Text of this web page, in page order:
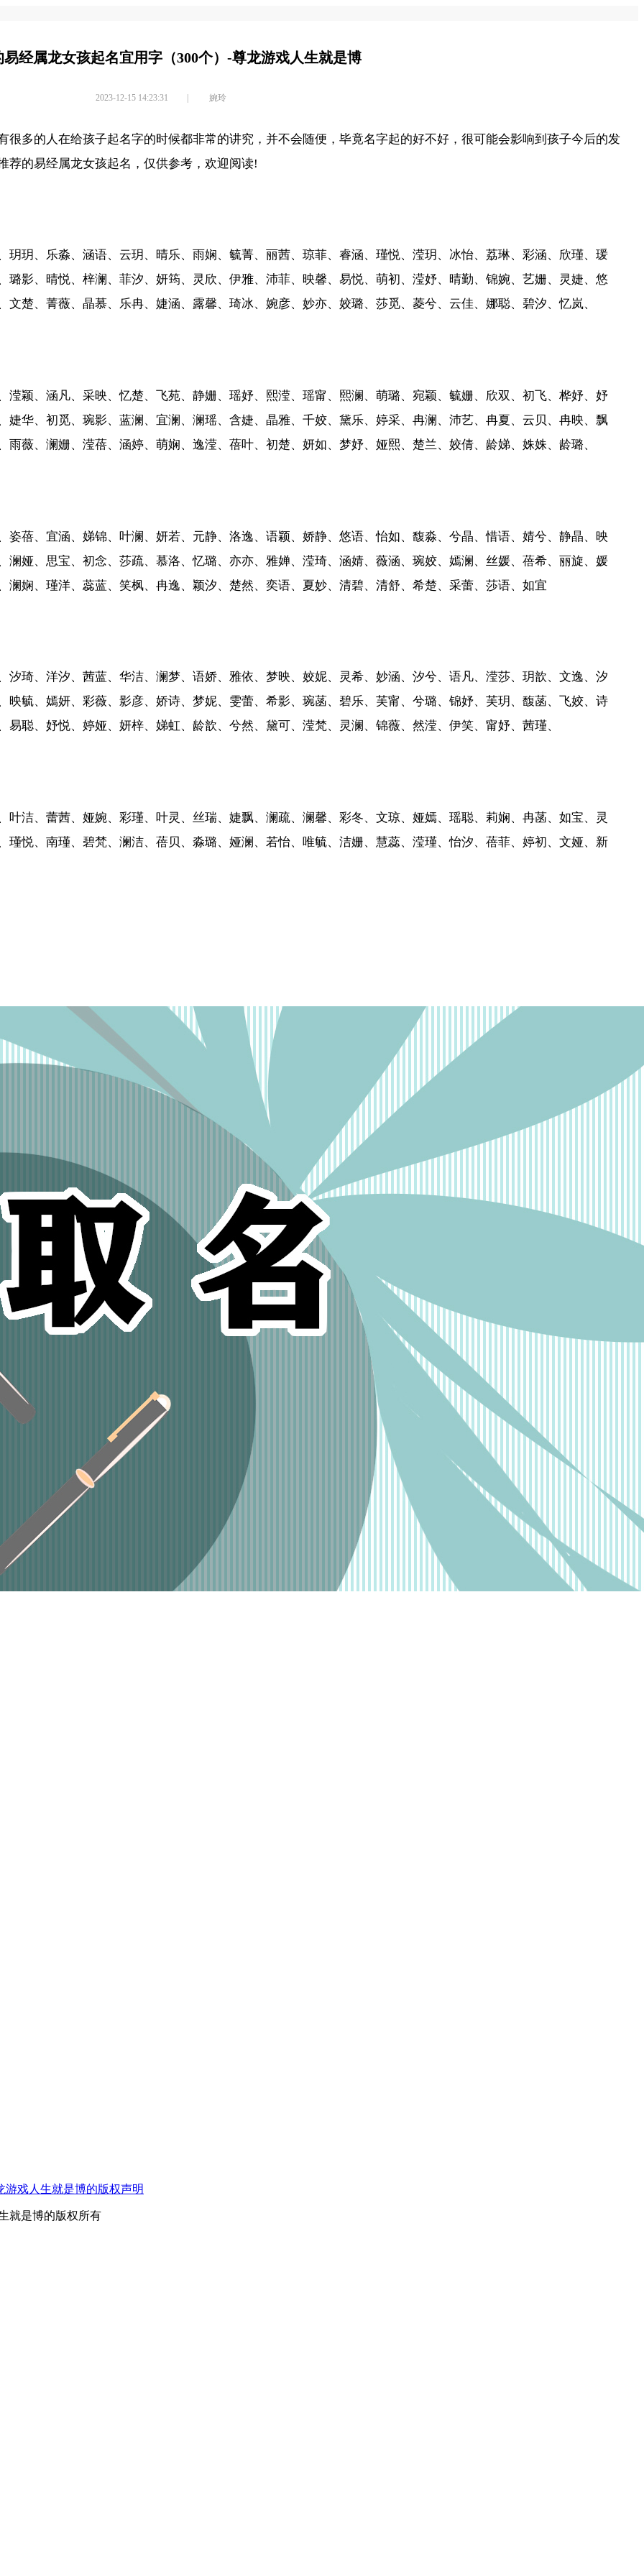
易经属龙女孩起名宜用字（300个）-尊龙游戏人生就是博
2023-12-15 14:23:31 | 婉玲
很多的人在给孩子起名字的时候都非常的讲究，并不会随便，毕竟名字起的好不好，很可能会影响到孩子今后的发
荐的易经属龙女孩起名，仅供参考，欢迎阅读!
玥玥、乐淼、涵语、云玥、晴乐、雨娴、毓菁、丽茜、琼菲、睿涵、瑾悦、滢玥、冰怡、荔琳、彩涵、欣瑾、瑗
影、晴悦、梓澜、菲汐、妍筠、灵欣、伊雅、沛菲、映馨、易悦、萌初、滢妤、晴勤、锦婉、艺姗、灵婕、悠
楚、菁薇、晶慕、乐冉、婕涵、露馨、琦冰、婉彦、妙亦、姣璐、莎觅、菱兮、云佳、娜聪、碧汐、忆岚、
滢颖、涵凡、采映、忆楚、飞苑、静姗、瑶妤、熙滢、瑶甯、熙澜、萌璐、宛颖、毓姗、欣双、初飞、桦妤、妤
华、初觅、琬影、蓝澜、宜澜、澜瑶、含婕、晶雅、千姣、黛乐、婷采、冉澜、沛艺、冉夏、云贝、冉映、飘
薇、澜姗、滢蓓、涵婷、萌娴、逸滢、蓓叶、初楚、妍如、梦妤、娅熙、楚兰、姣倩、龄娣、姝姝、龄璐、
蓓、宜涵、娣锦、叶澜、妍若、元静、洛逸、语颖、娇静、悠语、怡如、馥淼、兮晶、惜语、婧兮、静晶、映
娅、思宝、初念、莎疏、慕洛、忆璐、亦亦、雅婵、滢琦、涵婧、薇涵、琬姣、嫣澜、丝媛、蓓希、丽旋、媛
娴、瑾洋、蕊蓝、笑枫、冉逸、颖汐、楚然、奕语、夏妙、清碧、清舒、希楚、采蕾、莎语、如宜
琦、洋汐、茜蓝、华洁、澜梦、语娇、雅依、梦映、姣妮、灵希、妙涵、汐兮、语凡、滢莎、玥歆、文逸、汐
毓、嫣妍、彩薇、影彦、娇诗、梦妮、雯蕾、希影、琬菡、碧乐、芙甯、兮璐、锦妤、芙玥、馥菡、飞姣、诗
聪、妤悦、婷娅、妍梓、娣虹、龄歆、兮然、黛可、滢梵、灵澜、锦薇、然滢、伊笑、甯妤、茜瑾、
洁、蕾茜、娅婉、彩瑾、叶灵、丝瑞、婕飘、澜疏、澜馨、彩冬、文琼、娅嫣、瑶聪、莉娴、冉菡、如宝、灵
悦、南瑾、碧梵、澜洁、蓓贝、淼璐、娅澜、若怡、唯毓、洁姗、慧蕊、滢瑾、怡汐、蓓菲、婷初、文娅、新
游戏人生就是博的版权声明
就是博的版权所有